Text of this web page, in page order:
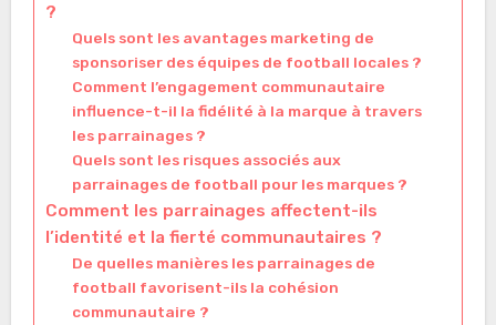
?
Quels sont les avantages marketing de
sponsoriser des équipes de football locales ?
Comment l’engagement communautaire
influence-t-il la fidélité à la marque à travers
les parrainages ?
Quels sont les risques associés aux
parrainages de football pour les marques ?
Comment les parrainages affectent-ils
l’identité et la fierté communautaires ?
De quelles manières les parrainages de
football favorisent-ils la cohésion
communautaire ?